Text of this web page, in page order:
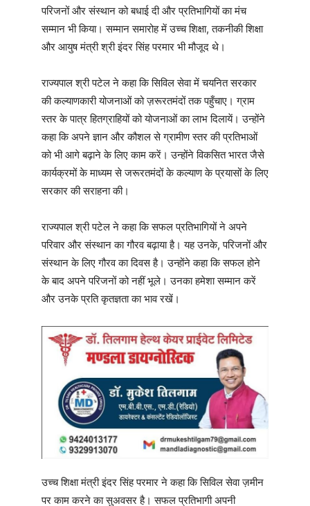
परिजनों और संस्थान को बधाई दी और प्रतिभागियों का मंच
सम्मान भी किया। सम्मान समारोह में उच्च शिक्षा, तकनीकी शिक्षा
और आयुष मंत्री श्री इंदर सिंह परमार भी मौजूद थे।
राज्यपाल श्री पटेल ने कहा कि सिविल सेवा में चयनित सरकार
की कल्याणकारी योजनाओं को ज़रूरतमंदों तक पहुँचाए। ग्राम
स्तर के पात्र हितग्राहियों को योजनाओं का लाभ दिलायें। उन्होंने
कहा कि अपने ज्ञान और कौशल से ग्रामीण स्तर की प्रतिभाओं
को भी आगे बढ़ाने के लिए काम करें। उन्होंने विकसित भारत जैसे
कार्यक्रमों के माध्यम से जरूरतमंदों के कल्याण के प्रयासों के लिए
सरकार की सराहना की।
राज्यपाल श्री पटेल ने कहा कि सफल प्रतिभागियों ने अपने
परिवार और संस्थान का गौरव बढ़ाया है। यह उनके, परिजनों और
संस्थान के लिए गौरव का दिवस है। उन्होंने कहा कि सफल होने
के बाद अपने परिजनों को नहीं भूले। उनका हमेशा सम्मान करें
और उनके प्रति कृतज्ञता का भाव रखें।
उच्च शिक्षा मंत्री इंदर सिंह परमार ने कहा कि सिविल सेवा ज़मीन
पर काम करने का सुअवसर है। सफल प्रतिभागी अपनी